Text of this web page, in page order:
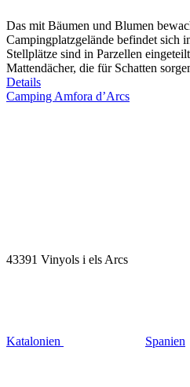
Das mit Bäumen und Blumen
Campingplatzgelände befindet sich
Stellplätze sind in Parzellen
Mattendächer, die für Schatten
Details
Camping Amfora d’Arcs
43391 Vinyols i els Arcs
Katalonien Spanien